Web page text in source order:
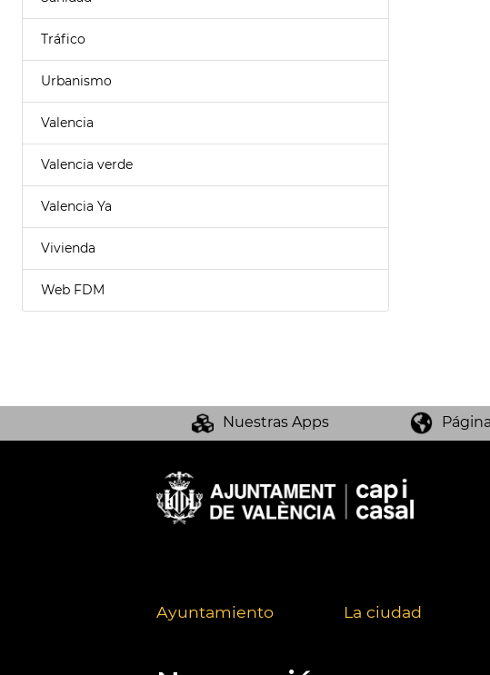
Tráfico
Urbanismo
Valencia
Valencia verde
Valencia Ya
Vivienda
Web FDM
Nuestras Apps
Ayuntamiento La ciudad